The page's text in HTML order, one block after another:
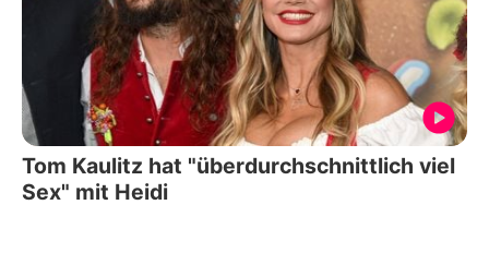
Tom Kaulitz hat "überdurchschnittlich viel
Sex" mit Heidi